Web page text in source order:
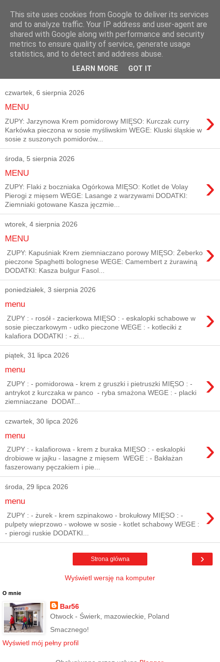
czwartek, 6 sierpnia 2026
MENU ›
ZUPY: Jarzynowa Krem pomidorowy MIĘSO: Kurczak curry
Karkówka pieczona w sosie myśliwskim WEGE: Kluski śląskie w
sosie z suszonych pomidorów...
środa, 5 sierpnia 2026
MENU ›
ZUPY: Flaki z boczniaka Ogórkowa MIĘSO: Kotlet de Volay
Pierogi z mięsem WEGE: Lasange z warzywami DODATKI:
Ziemniaki gotowane Kasza jęczmie...
wtorek, 4 sierpnia 2026
MENU ›
ZUPY: Kapuśniak Krem ziemniaczano porowy MIĘSO: Żeberko
pieczone Spaghetti bolognese WEGE: Camembert z żurawiną
DODATKI: Kasza bulgur Fasol...
poniedziałek, 3 sierpnia 2026
menu ›
ZUPY : - rosół - zacierkowa MIĘSO : - eskalopki schabowe w
sosie pieczarkowym - udko pieczone WEGE : - kotleciki z
kalafiora DODATKI : - zi...
piątek, 31 lipca 2026
menu ›
ZUPY : - pomidorowa - krem z gruszki i pietruszki MIĘSO : -
antrykot z kurczaka w panco - ryba smażona WEGE : - placki
ziemniaczane DODAT...
czwartek, 30 lipca 2026
menu ›
ZUPY : - kalafiorowa - krem z buraka MIĘSO : - eskalopki
drobiowe w jajku - lasagne z mięsem WEGE : - Bakłażan
faszerowany pęczakiem i pie...
środa, 29 lipca 2026
menu ›
ZUPY : - żurek - krem szpinakowo - brokułowy MIĘSO : -
pulpety wieprzowo - wołowe w sosie - kotlet schabowy WEGE :
- pierogi ruskie DODATKI...
›
Strona główna
Wyświetl wersję na komputer
O mnie
Bar56
Otwock - Świerk, mazowieckie, Poland
Smacznego!
Wyświetl mój pełny profil
This site uses cookies from Google to deliver its services
and to analyze traffic. Your IP address and user-agent are
shared with Google along with performance and security
metrics to ensure quality of service, generate usage
statistics, and to detect and address abuse.
LEARN MORE GOT IT